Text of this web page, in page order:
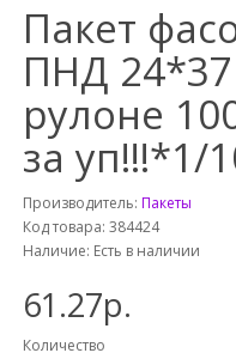
Пакет
ПНД
рулоне
за уп!!!*1/
Производитель: Пакеты
Код товара: 384424
Наличие: Есть в наличии
61.27р.
Количество